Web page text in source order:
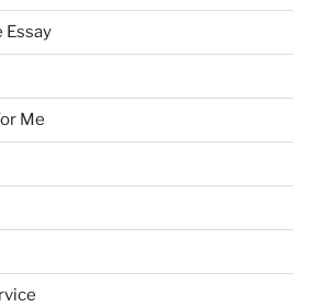
Essay
Me